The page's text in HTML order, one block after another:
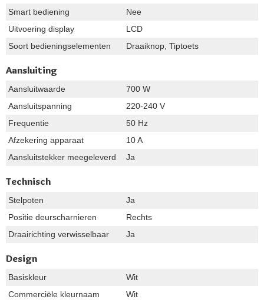
Smart bediening
Nee
Uitvoering display
LCD
Soort bedieningselementen
Draaiknop, Tiptoets
Aansluiting
Aansluitwaarde
700 W
Aansluitspanning
220-240 V
Frequentie
50 Hz
Afzekering apparaat
10 A
Aansluitstekker meegeleverd
Ja
Technisch
Stelpoten
Ja
Positie deurscharnieren
Rechts
Draairichting verwisselbaar
Ja
Design
Basiskleur
Wit
Commerciële kleurnaam
Wit